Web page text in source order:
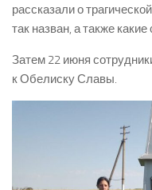
рассказали о
так назван, а также
Затем 22 июня
к Обелиску Славы.